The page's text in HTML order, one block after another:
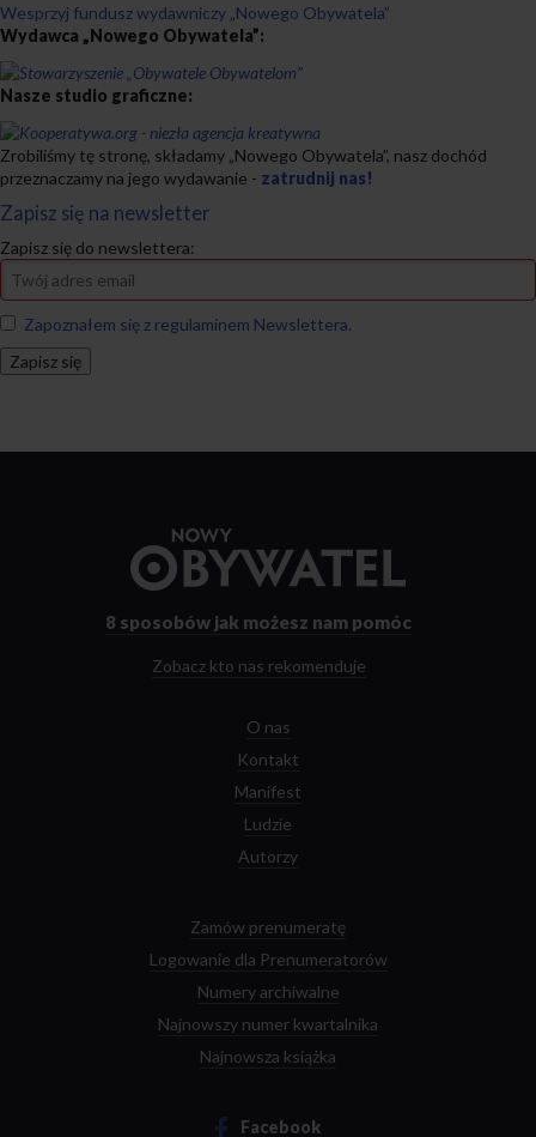
Wesprzyj fundusz wydawniczy „Nowego Obywatela”
Wydawca „Nowego Obywatela”:
Nasze studio graficzne:
Zrobiliśmy tę stronę, składamy „Nowego Obywatela”, nasz dochód
przeznaczamy na jego wydawanie - zatrudnij nas!
Zapisz się na newsletter
Zapisz się do newslettera:
Zapoznałem się z regulaminem Newslettera.
strony
8 sposobów jak możesz nam pomóc
Zobacz kto nas rekomenduje
O nas
Kontakt
Manifest
Ludzie
Autorzy
Zamów prenumeratę
Logowanie dla Prenumeratorów
Numery archiwalne
Najnowszy numer kwartalnika
Najnowsza książka
Facebook